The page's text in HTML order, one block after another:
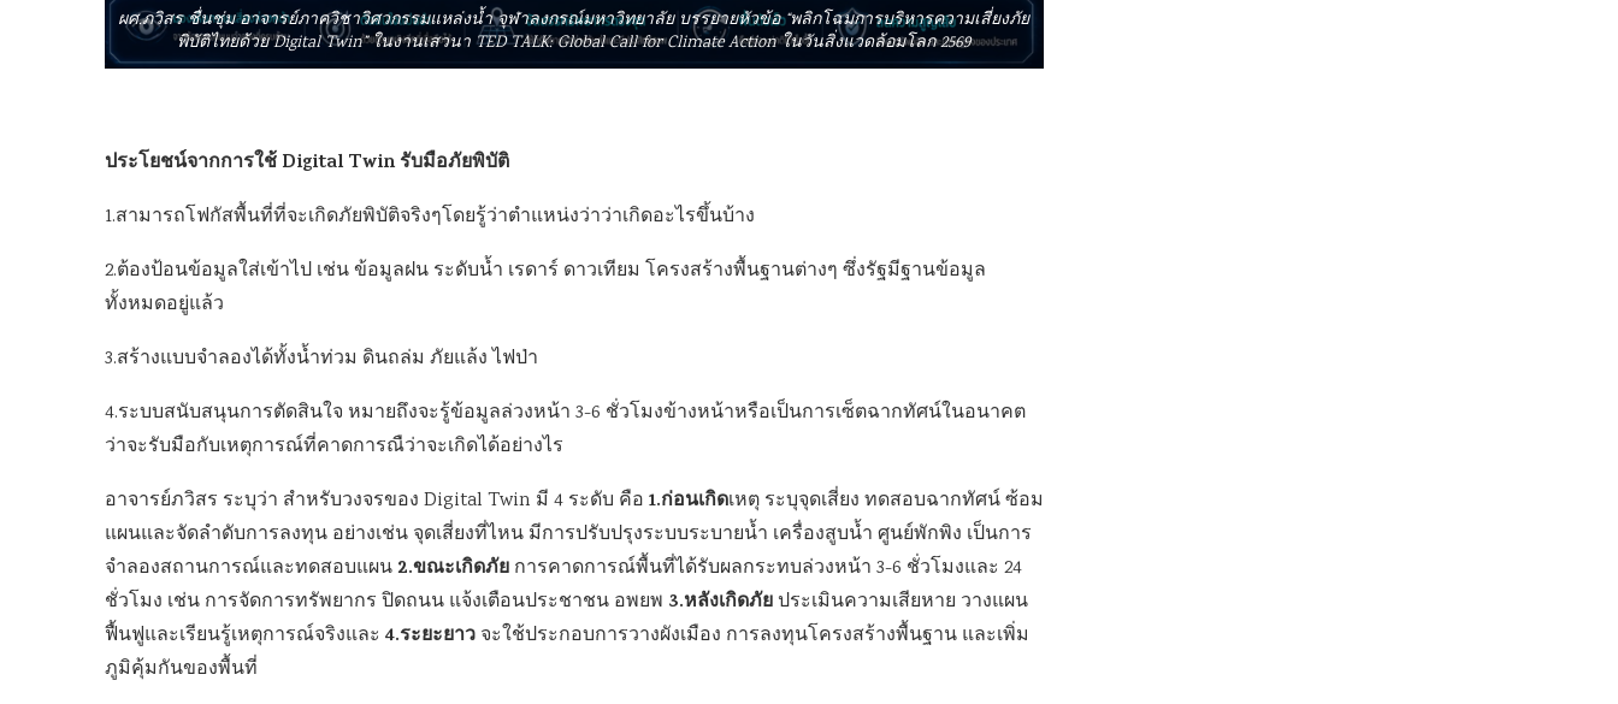
ผศ.ภวิสร ชื่นชุ่ม อาจารย์ภาควิชาวิศวกรรมแหล่งน้ำ จุฬาลงกรณ์มหาวิทยาลัย บรรยายหัวข้อ “พลิกโฉมการบริหารความเสี่ยงภัย
พิบัติไทยด้วย Digital Twin” ในงานเสวนา TED TALK: Global Call for Climate Action ในวันสิ่งแวดล้อมโลก 2569
ประโยชน์จากการใช้ Digital Twin รับมือภัยพิบัติ
1.สามารถโฟกัสพื้นที่ที่จะเกิดภัยพิบัติจริงๆโดยรู้ว่าตำแหน่งว่าว่าเกิดอะไรขึ้นบ้าง
2.ต้องป้อนข้อมูลใส่เข้าไป เช่น ข้อมูลฝน ระดับน้ำ เรดาร์ ดาวเทียม โครงสร้างพื้นฐานต่างๆ ซึ่งรัฐมีฐานข้อมูล
ทั้งหมดอยู่แล้ว
3.สร้างแบบจำลองได้ทั้งน้ำท่วม ดินถล่ม ภัยแล้ง ไฟป่า
4.ระบบสนับสนุนการตัดสินใจ หมายถึงจะรู้ข้อมูลล่วงหน้า 3-6 ชั่วโมงข้างหน้าหรือเป็นการเซ็ตฉากทัศน์ในอนาคต
ว่าจะรับมือกับเหตุการณ์ที่คาดการณืว่าจะเกิดได้อย่างไร
อาจารย์ภวิสร ระบุว่า สำหรับวงจรของ Digital Twin มี 4 ระดับ คือ 1.ก่อนเกิดเหตุ ระบุจุดเสี่ยง ทดสอบฉากทัศน์ ซ้อม
แผนและจัดลำดับการลงทุน อย่างเช่น จุดเสี่ยงที่ไหน มีการปรับปรุงระบบระบายน้ำ เครื่องสูบน้ำ ศูนย์พักพิง เป็นการ
จำลองสถานการณ์และทดสอบแผน2.ขณะเกิดภัย การคาดการณ์พื้นที่ได้รับผลกระทบล่วงหน้า 3-6 ชั่วโมงและ 24
ชั่วโมง เช่น การจัดการทรัพยากร ปิดถนน แจ้งเตือนประชาชน อพยพ 3.หลังเกิดภัยประเมินความเสียหาย วางแผน
ฟื้นฟูและเรียนรู้เหตุการณ์จริงและ 4.ระยะยาว จะใช้ประกอบการวางผังเมือง การลงทุนโครงสร้างพื้นฐาน และเพิ่ม
ภูมิคุ้มกันของพื้นที่